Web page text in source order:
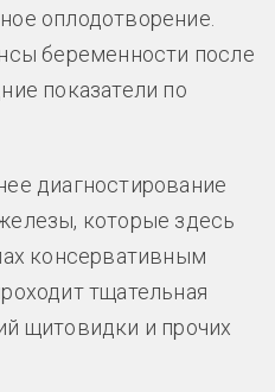
оплодотворение.
беременности после
показатели по
диагностирование
которые здесь
консервативным
тщательная
щитовидки и прочих